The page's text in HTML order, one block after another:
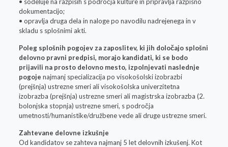
dokumentacijo;
• opravlja druga dela in naloge po navodilu nadrejenega in v
skladu s splošnimi akti.
Poleg splošnih pogojev za zaposlitev, ki jih določajo splošni
delovno pravni predpisi, morajo kandidati, ki se bodo
prijavili na prosto delovno mesto, izpolnjevati naslednje
pogoje najmanj specializacija po visokošolski izobrazbi
(prejšnja) ustrezne smeri ali visokošolska univerzitetna
izobrazba (prejšnja) ustrezne smeri ali magistrska izobrazba (2.
bolonjska stopnja) ustrezne smeri, s področja
umetnosti/humanistike/družbene vede ali druge ustrezne smeri.
Zahtevane delovne izkušnje
Od kandidatov se zahteva najmanj 5 let delovnih izkušenj. Kot